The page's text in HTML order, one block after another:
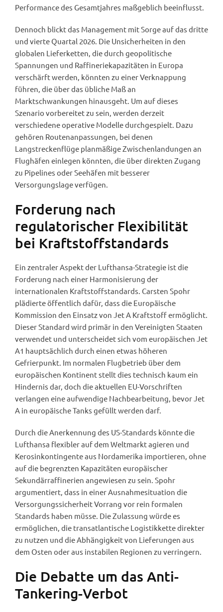
Performance des Gesamtjahres maßgeblich beeinflusst.
Dennoch blickt das Management mit Sorge auf das dritte
und vierte Quartal 2026. Die Unsicherheiten in den
globalen Lieferketten, die durch geopolitische
Spannungen und Raffineriekapazitäten in Europa
verschärft werden, könnten zu einer Verknappung
führen, die über das übliche Maß an
Marktschwankungen hinausgeht. Um auf dieses
Szenario vorbereitet zu sein, werden derzeit
verschiedene operative Modelle durchgespielt. Dazu
gehören Routenanpassungen, bei denen
Langstreckenflüge planmäßige Zwischenlandungen an
Flughäfen einlegen könnten, die über direkten Zugang
zu Pipelines oder Seehäfen mit besserer
Versorgungslage verfügen.
Forderung nach
regulatorischer Flexibilität
bei Kraftstoffstandards
Ein zentraler Aspekt der Lufthansa-Strategie ist die
Forderung nach einer Harmonisierung der
internationalen Kraftstoffstandards. Carsten Spohr
plädierte öffentlich dafür, dass die Europäische
Kommission den Einsatz von Jet A Kraftstoff ermöglicht.
Dieser Standard wird primär in den Vereinigten Staaten
verwendet und unterscheidet sich vom europäischen Jet
A1 hauptsächlich durch einen etwas höheren
Gefrierpunkt. Im normalen Flugbetrieb über dem
europäischen Kontinent stellt dies technisch kaum ein
Hindernis dar, doch die aktuellen EU-Vorschriften
verlangen eine aufwendige Nachbearbeitung, bevor Jet
A in europäische Tanks gefüllt werden darf.
Durch die Anerkennung des US-Standards könnte die
Lufthansa flexibler auf dem Weltmarkt agieren und
Kerosinkontingente aus Nordamerika importieren, ohne
auf die begrenzten Kapazitäten europäischer
Sekundärraffinerien angewiesen zu sein. Spohr
argumentiert, dass in einer Ausnahmesituation die
Versorgungssicherheit Vorrang vor rein formalen
Standards haben müsse. Die Zulassung würde es
ermöglichen, die transatlantische Logistikkette direkter
zu nutzen und die Abhängigkeit von Lieferungen aus
dem Osten oder aus instabilen Regionen zu verringern.
Die Debatte um das Anti-
Tankering-Verbot